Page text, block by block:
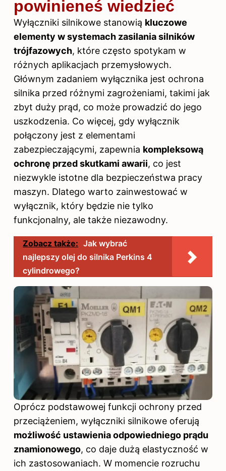
powinieneś wiedzieć
Wyłączniki silnikowe stanowią kluczowe
elementy w systemach zasilania silników
trójfazowych, które często spotykam w
różnych aplikacjach przemysłowych.
Głównym zadaniem wyłącznika jest ochrona
silnika przed różnymi zagrożeniami, takimi jak
zbyt duży prąd, co może prowadzić do jego
uszkodzenia. Co więcej, gdy wyłącznik
połączony jest z elementami
zabezpieczającymi, zapewnia kompleksową
ochronę przed skutkami awarii, co jest
niezwykle istotne dla bezpieczeństwa pracy
maszyn. Dlatego warto zainwestować w
wyłącznik, który będzie nie tylko
funkcjonalny, ale także niezawodny.
Zobacz także: Jak wybrać
najlepszy olej do silnika Perkins 4
cylindrowego?
Oprócz podstawowej funkcji ochrony przed
przeciążeniem, wyłączniki silnikowe oferują
możliwość ustawienia odpowiedniego prądu
znamionowego, co daje dużą elastyczność w
ich zastosowaniach. W momencie rozruchu